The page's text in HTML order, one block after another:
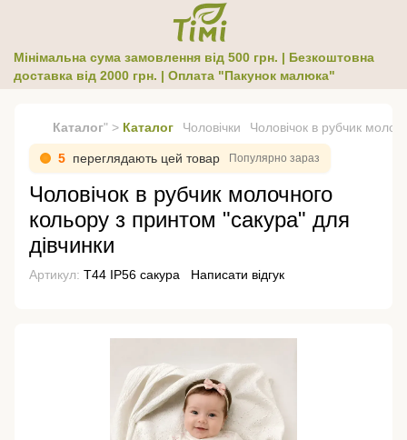
Мінімальна сума замовлення від 500 грн. | Безкоштовна
доставка від 2000 грн. | Оплата "Пакунок малюка"
Каталог" > Каталог Чоловічки Чоловічок в рубчик
5 переглядають цей товар Популярно зараз
Чоловічок в рубчик молочного
кольору з принтом "сакура" для
дівчинки
Артикул: Т44 ІР56 сакура Написати відгук